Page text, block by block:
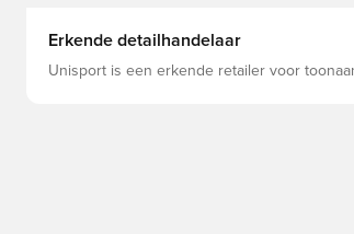
Erkende detailhandelaar
Unisport is een erkende retailer voor